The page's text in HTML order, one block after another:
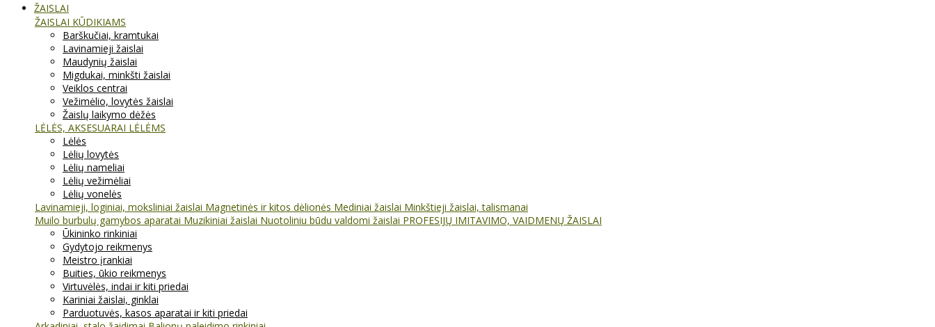
ŽAISLAI
ŽAISLAI KŪDIKIAMS
Barškučiai, kramtukai
Lavinamieji žaislai
Maudynių žaislai
Migdukai, minkšti žaislai
Veiklos centrai
Vežimėlio, lovytės žaislai
Žaislų laikymo dėžės
LĖLĖS, AKSESUARAI LĖLĖMS
Lėlės
Lėlių lovytės
Lėlių nameliai
Lėlių vežimėliai
Lėlių vonelės
Lavinamieji, loginiai, moksliniai žaislai Magnetinės ir kitos dėlionės Mediniai žaislai Minkštieji žaislai, talismanai
Muilo burbulų gamybos aparatai Muzikiniai žaislai Nuotoliniu būdu valdomi žaislai PROFESIJŲ IMITAVIMO, VAIDMENŲ ŽAISLAI
Ūkininko rinkiniai
Gydytojo reikmenys
Meistro įrankiai
Buities, ūkio reikmenys
Virtuvėlės, indai ir kiti priedai
Kariniai žaislai, ginklai
Parduotuvės, kasos aparatai ir kiti priedai